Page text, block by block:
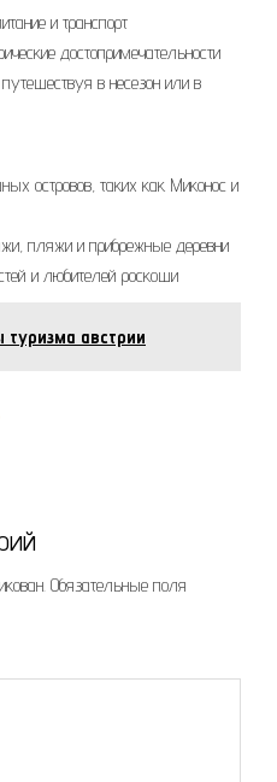
и транспорт
достопримечательности
в несезон или в
островов, таких как Миконос и
пляжи и прибрежные деревни
и любителей роскоши
австрии
Обязательные поля